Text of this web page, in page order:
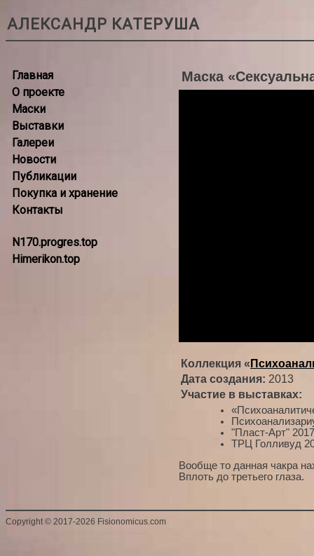
АЛЕКСАНДР КАТЕРУША
Главная
О проекте
Маски
Выставки
Галереи
Новости
Публикации
Покупка и хранение
Контакты
N170.progres.top
Himerikon.top
Маска
Коллекция «
Дата создания: 2013
Участие в выставках:
"Пласт-Арт" 2017
ТРЦ Голливуд
Вообще то данная чакра
Вплоть до третьего глаза.
Copyright © 2017-2026 Fisionomicus.com